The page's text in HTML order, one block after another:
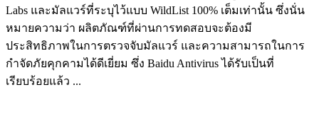
Labs และมัลแวร์ที่ระบุไว้แบบ WildList 100% เต็มเท่านั้น ซึ่งนั่น
หมายความว่า ผลิตภัณฑ์ที่ผ่านการทดสอบจะต้องมี
ประสิทธิภาพในการตรวจจับมัลแวร์ และความสามารถในการ
กำจัดภัยคุกคามได้ดีเยี่ยม ซึ่ง Baidu Antivirus ได้รับเป็นที่
เรียบร้อยแล้ว ...